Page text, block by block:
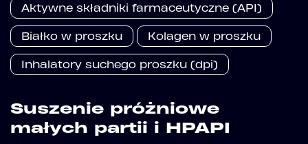
Aktywne składniki farmaceutyczne (API)
Białko w proszku Kolagen w proszku
Inhalatory suchego proszku (dpi)
Suszenie próżniowe
małych partii i HPAPI